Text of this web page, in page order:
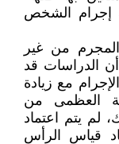
إجرام الشخص
من غير
الدراسات قد
مع زيادة
العظمى من
لم يتم اعتماد
قياس الرأس